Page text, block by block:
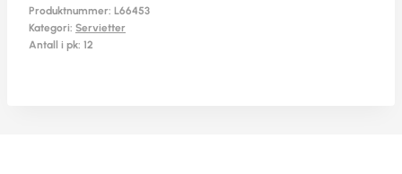
Produktnummer: L66453
Kategori: Servietter
Antall i pk: 12